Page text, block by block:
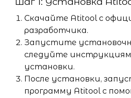
Скачайте Atitool с
разработчика.
Запустите
следуйте
установки.
После установки,
программу Atitool с